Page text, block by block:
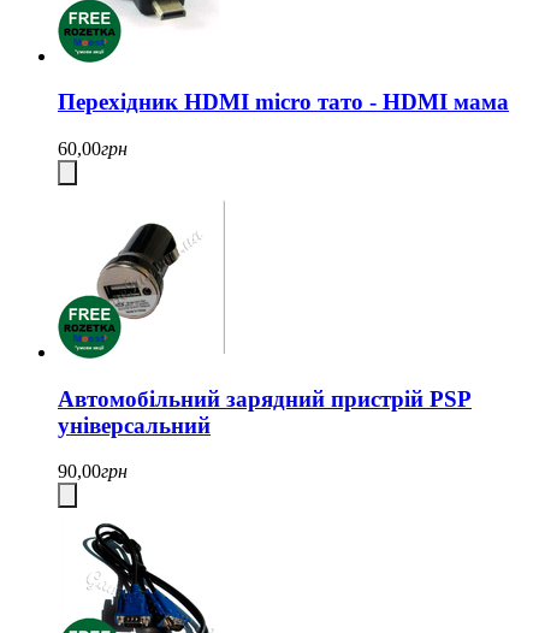
Перехідник HDMI micro тато - HDMI мама
60,00грн
Автомобільний зарядний пристрій PSP
універсальний
90,00грн